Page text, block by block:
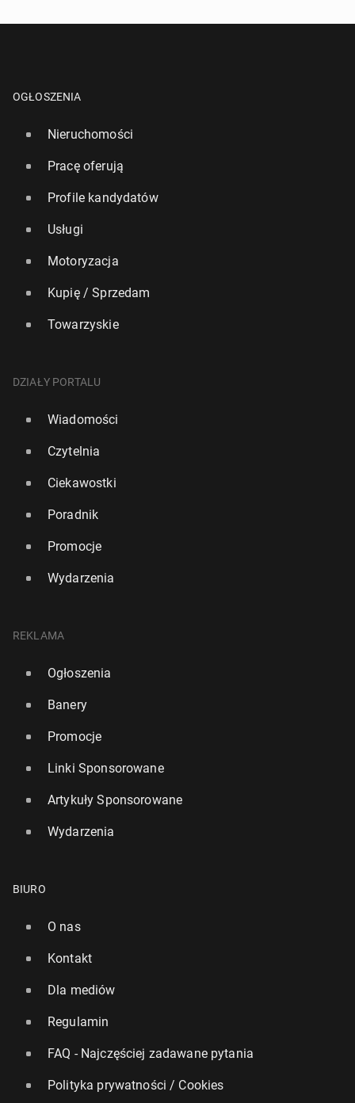
OGŁOSZENIA
Nieruchomości
Pracę oferują
Profile kandydatów
Usługi
Motoryzacja
Kupię / Sprzedam
Towarzyskie
DZIAŁY PORTALU
Wiadomości
Czytelnia
Ciekawostki
Poradnik
Promocje
Wydarzenia
REKLAMA
Ogłoszenia
Banery
Promocje
Linki Sponsorowane
Artykuły Sponsorowane
Wydarzenia
BIURO
O nas
Kontakt
Dla mediów
Regulamin
FAQ - Najczęściej zadawane pytania
Polityka prywatności / Cookies